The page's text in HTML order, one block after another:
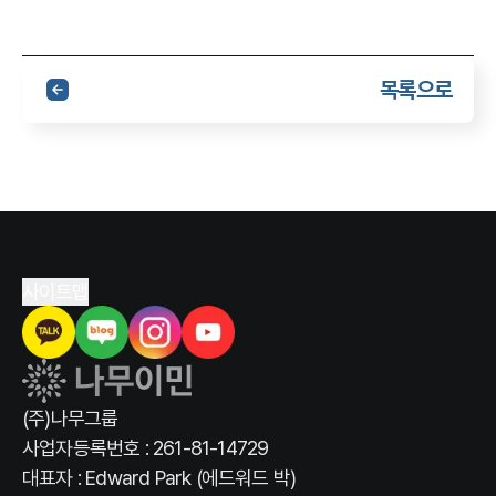
목록으로
(주)나무그룹
사업자등록번호 : 261-81-14729
대표자 : Edward Park (에드워드 박)